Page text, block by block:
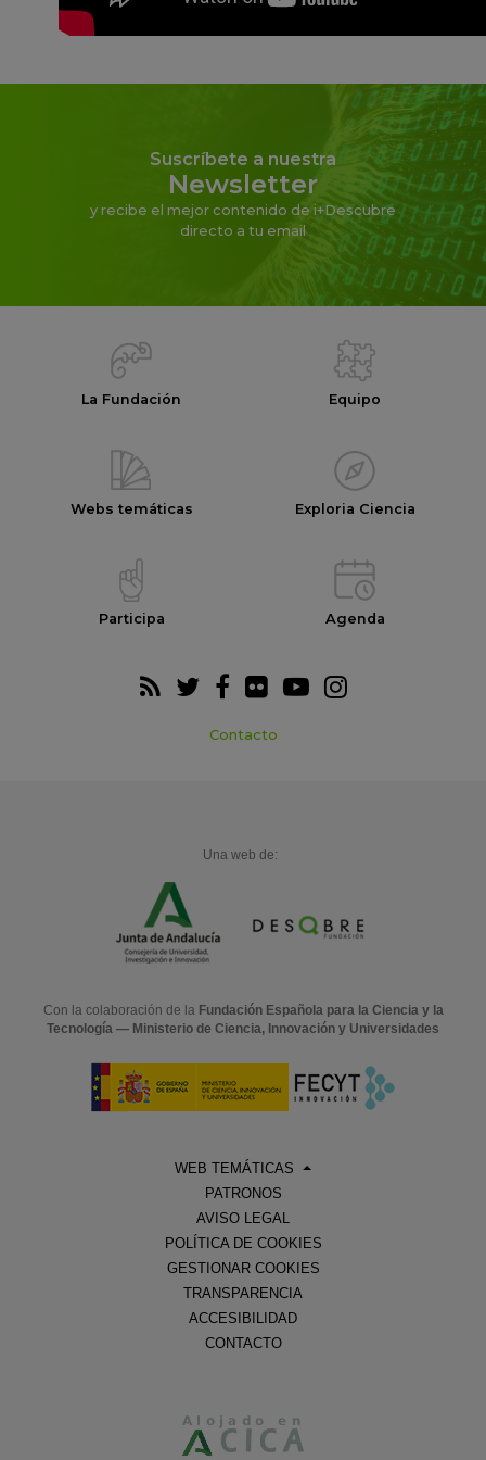
Suscríbete a nuestra
Newsletter
y recibe el mejor contenido de i+Descubre
directo a tu email
La Fundación Equipo
Webs temáticas Exploria Ciencia
Participa Agenda
Contacto
Una web de:
Con la colaboración de la Fundación Española para la Ciencia y la
Tecnología — Ministerio de Ciencia, Innovación y Universidades
WEB TEMÁTICAS
PATRONOS
AVISO LEGAL
POLÍTICA DE COOKIES
GESTIONAR COOKIES
TRANSPARENCIA
ACCESIBILIDAD
CONTACTO